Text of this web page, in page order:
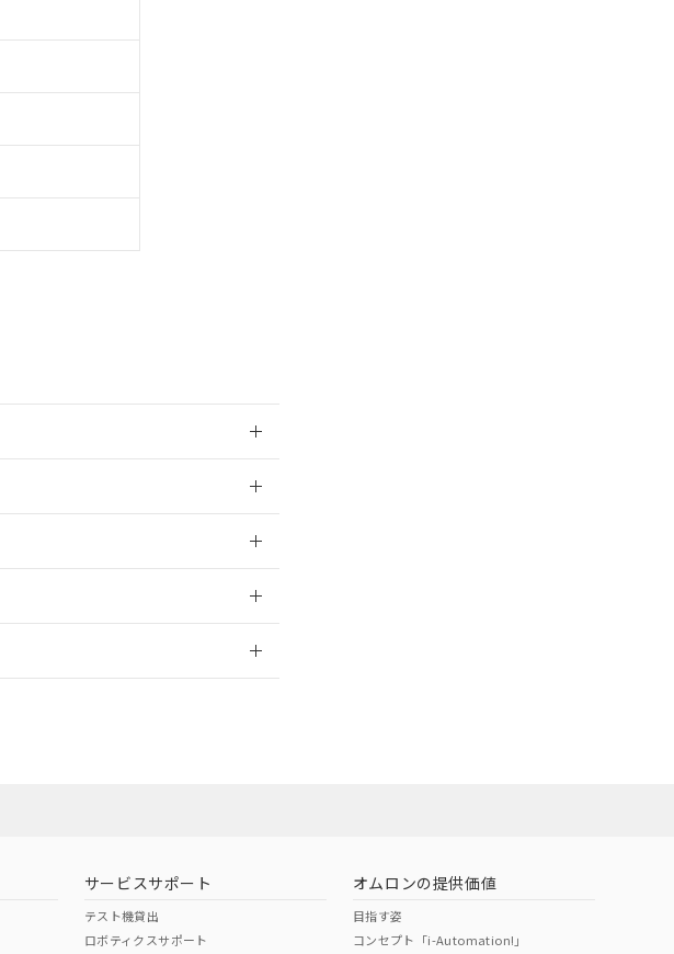
サービスサポート
テスト機貸出
ロボティクスサポート
オムロンの提供価値
目指す姿
コンセプト「i-Automation!」